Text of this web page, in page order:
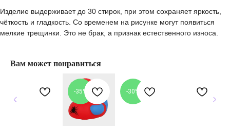
Изделие выдерживает до 30 стирок, при этом сохраняет яркость,
чёткость и гладкость. Со временем на рисунке могут появиться
мелкие трещинки. Это не брак, а признак естественного износа.
Вам может понравиться
-35% -30%